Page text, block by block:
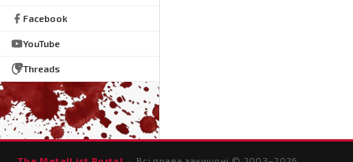
Facebook
YouTube
Threads